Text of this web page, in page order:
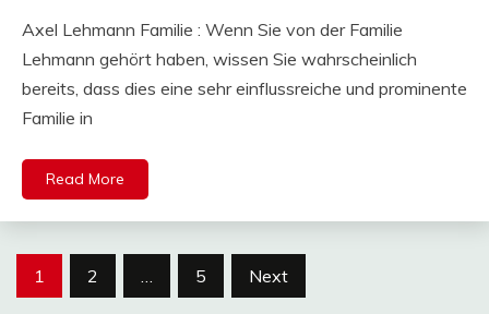
Axel Lehmann Familie : Wenn Sie von der Familie
Lehmann gehört haben, wissen Sie wahrscheinlich
bereits, dass dies eine sehr einflussreiche und prominente
Familie in
Read More
Posts
1 2 … 5 Next